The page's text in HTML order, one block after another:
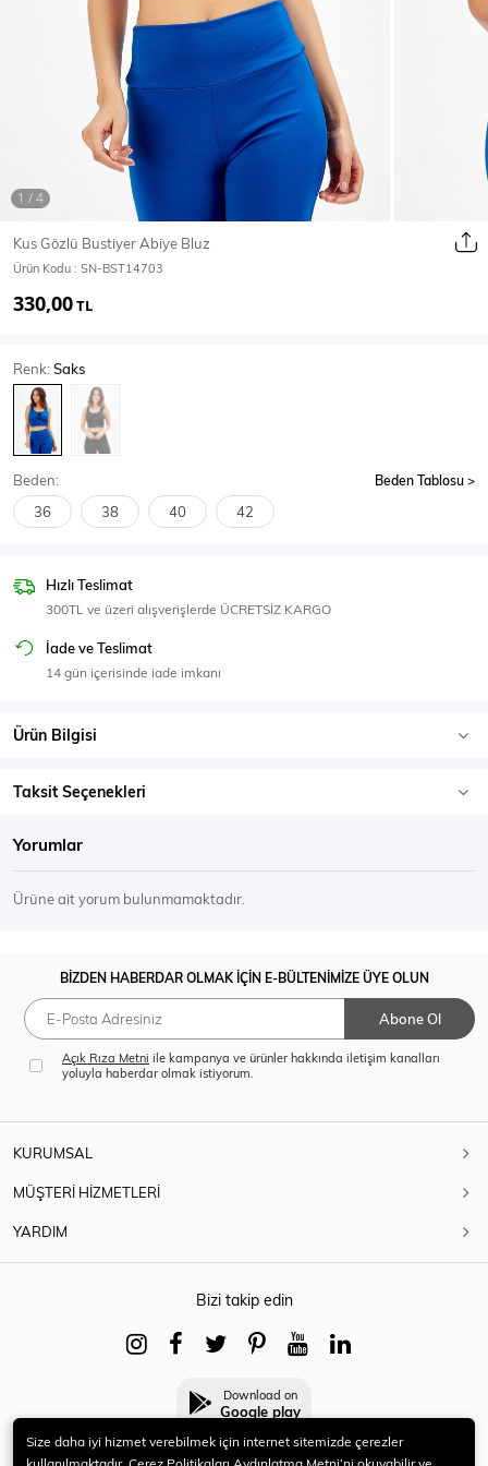
Mont & Kaban Yağmurluk
T-SHİRT & BLUZ
T-Shirt
Body
SPOR GİYİM
Eşofman Üstü
Kus Gözlü Bustiyer Abiye Bluz
Ürün Kodu : SN-BST14703
330,00TL
Renk:Saks
Beden: Beden Tablosu
36 38 40 42
Hızlı Teslimat
300TL ve üzeri alışverişlerde ÜCRETSİZ KARGO
İade ve Teslimat
14 gün içerisinde iade imkanı
Ürün Bilgisi
Taksit Seçenekleri
Yorumlar
Ürüne ait yorum bulunmamaktadır.
BİZDEN HABERDAR OLMAK İÇİN E-BÜLTENİMİZE ÜYE OLUN
Abone Ol
Açık Rıza Metni ile kampanya ve ürünler hakkında iletişim kanalları
yoluyla haberdar olmak istiyorum.
KURUMSAL
MÜŞTERİ HİZMETLERİ
YARDIM
Bizi takip edin
Download on
Google play
Size daha iyi hizmet verebilmek için internet sitemizde çerezler